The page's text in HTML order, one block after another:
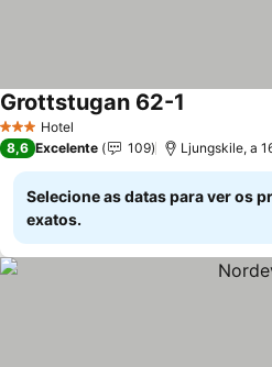
3 EstrelasHotel
Grottstugan 62-1
8,6 Excelente 109 Ljungskile, a
Selecione as datas para ver os
exatos.